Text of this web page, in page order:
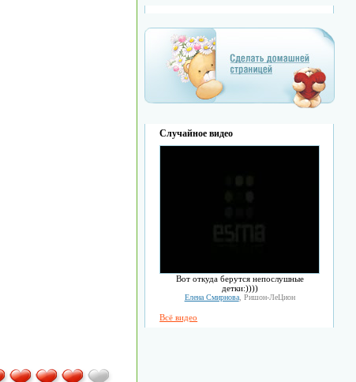
Случайное видео
Вот откуда берутся непослушные
детки:))))
Елена Смирнова, Ришон-ЛеЦион
Всё видео